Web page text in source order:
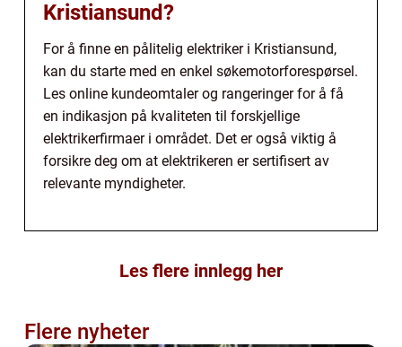
Kristiansund?
For å finne en pålitelig elektriker i Kristiansund,
kan du starte med en enkel søkemotorforespørsel.
Les online kundeomtaler og rangeringer for å få
en indikasjon på kvaliteten til forskjellige
elektrikerfirmaer i området. Det er også viktig å
forsikre deg om at elektrikeren er sertifisert av
relevante myndigheter.
Les flere innlegg her
Flere nyheter